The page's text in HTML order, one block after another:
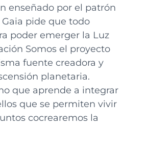
enseñado por el patrón
pide que todo
poder emerger la Luz
Somos el proyecto
fuente creadora y
planetaria.
que aprende a integrar
que se permiten vivir
cocrearemos la